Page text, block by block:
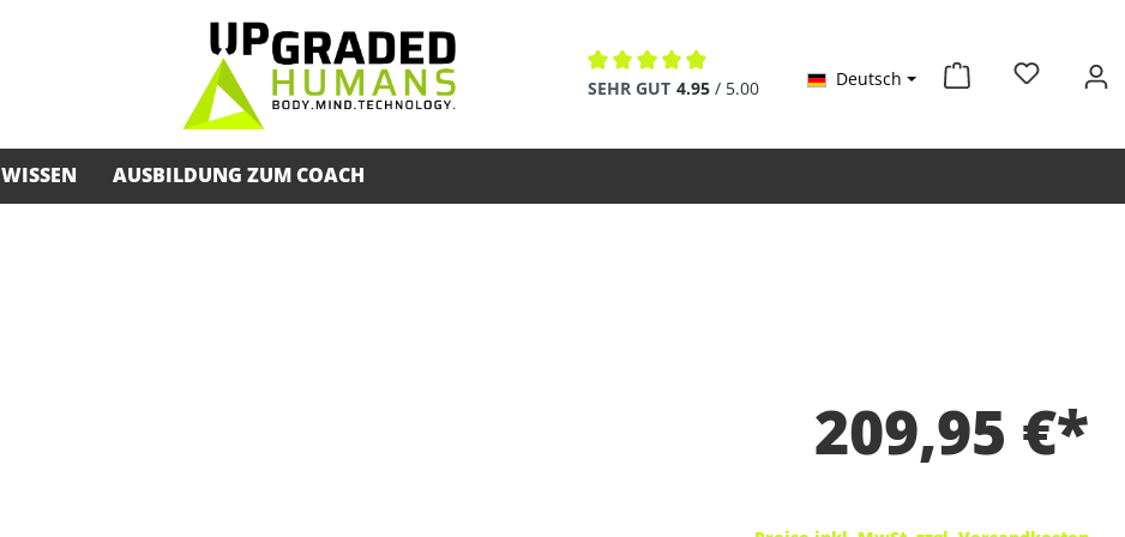
Durchschnittliche Bewertung von 4.9 von 5 Sternen
SEHR GUT 4.95 / 5.00 Deutsch
WISSEN AUSBILDUNG ZUM COACH
209,95 €*